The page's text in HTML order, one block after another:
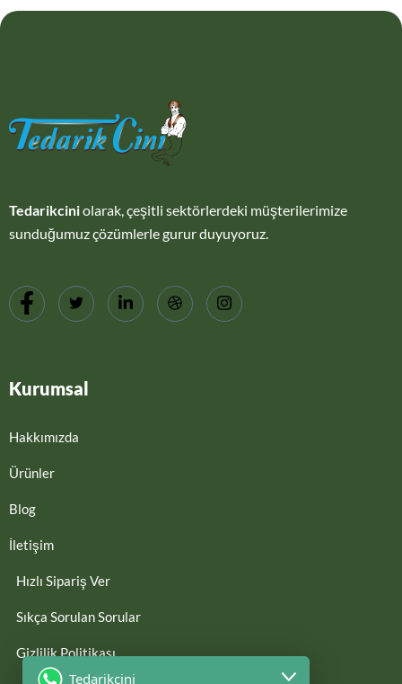
Tedarikciniolarak, çeşitli sektörlerdeki müşterilerimize
sunduğumuz çözümlerle gurur duyuyoruz.
Kurumsal
Hakkımızda
Ürünler
Blog
İletişim
Hızlı Sipariş Ver
Sıkça Sorulan Sorular
Gizlilik Politikası
Tedarikcini